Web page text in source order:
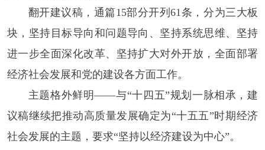
翻开建议稿，通篇15部分开列61条，分为三大板
块，坚持目标导向和问题导向、坚持系统思维、坚持
进一步全面深化改革、坚持扩大对外开放，全面部署
经济社会发展和党的建设各方面工作。
主题格外鲜明——与“十四五”规划一脉相承，建
议稿继续把推动高质量发展确定为“十五五”时期经济
社会发展的主题，要求“坚持以经济建设为中心”。